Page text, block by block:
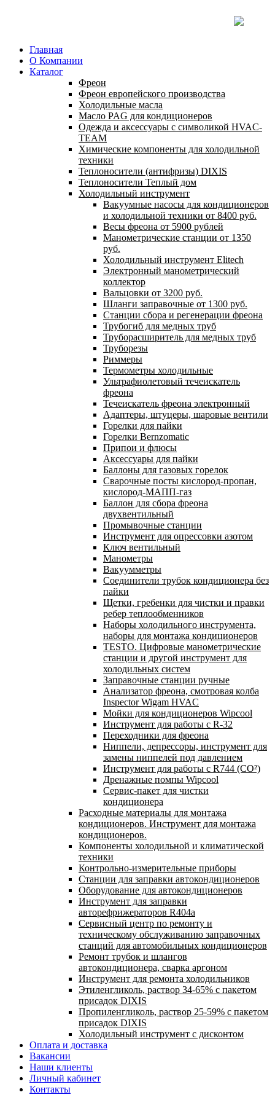
Главная
О Компании
Каталог
Фреон
Фреон европейского производства
Холодильные масла
Масло PAG для кондиционеров
Одежда и аксессуары с символикой HVAC-
TEAM
Химические компоненты для холодильной
техники
Теплоносители (антифризы) DIXIS
Теплоносители Теплый дом
Холодильный инструмент
Вакуумные насосы для кондиционеров
и холодильной техники от 8400 руб.
Весы фреона от 5900 рублей
Манометрические станции от 1350
руб.
Холодильный инструмент Elitech
Электронный манометрический
коллектор
Вальцовки от 3200 руб.
Шланги заправочные от 1300 руб.
Станции сбора и регенерации фреона
Трубогиб для медных труб
Труборасширитель для медных труб
Труборезы
Риммеры
Термометры холодильные
Ультрафиолетовый течеискатель
фреона
Течеискатель фреона электронный
Адаптеры, штуцеры, шаровые вентили
Горелки для пайки
Горелки Bernzomatic
Припои и флюсы
Аксессуары для пайки
Баллоны для газовых горелок
Сварочные посты кислород-пропан,
кислород-МАПП-газ
Баллон для сбора фреона
двухвентильный
Промывочные станции
Инструмент для опрессовки азотом
Ключ вентильный
Манометры
Вакуумметры
Соединители трубок кондиционера без
пайки
Щетки, гребенки для чистки и правки
ребер теплообменников
Наборы холодильного инструмента,
наборы для монтажа кондиционеров
TESTO. Цифровые манометрические
станции и другой инструмент для
холодильных систем
Заправочные станции ручные
Анализатор фреона, смотровая колба
Inspector Wigam HVAC
Мойки для кондиционеров Wipcool
Инструмент для работы с R-32
Переходники для фреона
Ниппели, депрессоры, инструмент для
замены ниппелей под давлением
Инструмент для работы с R744 (CO²)
Дренажные помпы Wipcool
Сервис-пакет для чистки
кондиционера
Расходные материалы для монтажа
кондиционеров. Инструмент для монтажа
кондиционеров.
Компоненты холодильной и климатической
техники
Контрольно-измерительные приборы
Станции для заправки автокондиционеров
Оборудование для автокондиционеров
Инструмент для заправки
авторефрижераторов R404a
Сервисный центр по ремонту и
техническому обслуживанию заправочных
станций для автомобильных кондиционеров
Ремонт трубок и шлангов
автокондиционера, сварка аргоном
Инструмент для ремонта холодильников
Этиленгликоль, раствор 34-65% с пакетом
присадок DIXIS
Пропиленгликоль, раствор 25-59% с пакетом
присадок DIXIS
Холодильный инструмент с дисконтом
Оплата и доставка
Вакансии
Наши клиенты
Личный кабинет
Контакты